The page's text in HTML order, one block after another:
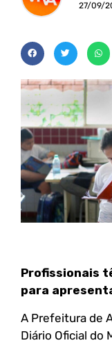
27/09/
Profissionais
para
A Prefeitura de
Diário Oficial do